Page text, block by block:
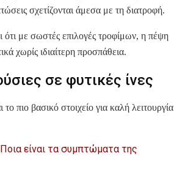
σχετίζονται άμεσα με τη διατροφή.
ότι με σωστές επιλογές τροφίμων, η πέψη
χωρίς ιδιαίτερη προσπάθεια.
σε φυτικές ίνες
το πιο βασικό στοιχείο για καλή λειτουργία
Ποια είναι τα συμπτώματα της